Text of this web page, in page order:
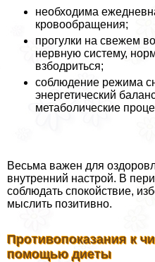
необходима
кровообращения;
прогулки на свежем
нервную систему,
взбодриться;
соблюдение режима
энергетический
метаболические
Весьма важен для
внутренний настрой. В
соблюдать спокойствие,
мыслить позитивно.
Противопоказания к
помощью диеты